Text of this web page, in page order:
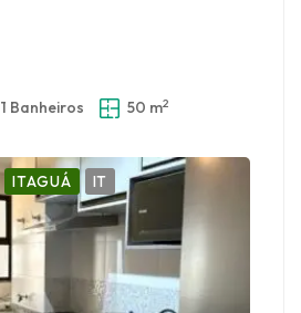
1 Banheiros 50 m2
ITAGUÁ IT